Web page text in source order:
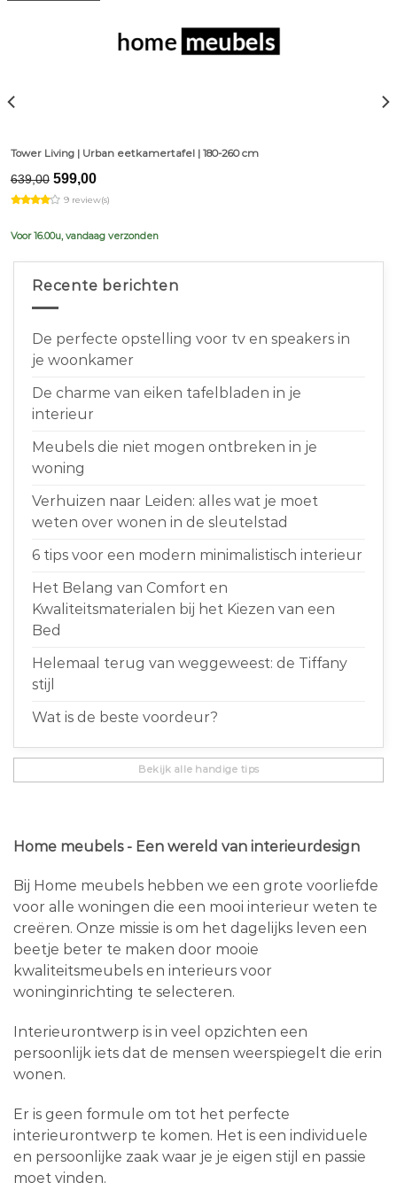
Tower Living | Urban eetkamertafel | 180-260 cm
639,00 Original
price
was:
599,00Current
is:
9 review(s)
Voor 16.00u, vandaag verzonden
Recente berichten
De perfecte opstelling voor tv en speakers in
je woonkamer
De charme van eiken tafelbladen in je
interieur
Meubels die niet mogen ontbreken in je
woning
Verhuizen naar Leiden: alles wat je moet
weten over wonen in de sleutelstad
6 tips voor een modern minimalistisch interieur
Het Belang van Comfort en
Kwaliteitsmaterialen bij het Kiezen van een
Bed
Helemaal terug van weggeweest: de Tiffany
stijl
Wat is de beste voordeur?
Bekijk alle handige tips
Home meubels - Een wereld van interieurdesign
Bij Home meubels hebben we een grote voorliefde
voor alle woningen die een mooi interieur weten te
creëren. Onze missie is om het dagelijks leven een
beetje beter te maken door mooie
kwaliteitsmeubels en interieurs voor
woninginrichting te selecteren.
Interieurontwerp is in veel opzichten een
persoonlijk iets dat de mensen weerspiegelt die erin
wonen.
Er is geen formule om tot het perfecte
interieurontwerp te komen. Het is een individuele
en persoonlijke zaak waar je je eigen stijl en passie
moet vinden.